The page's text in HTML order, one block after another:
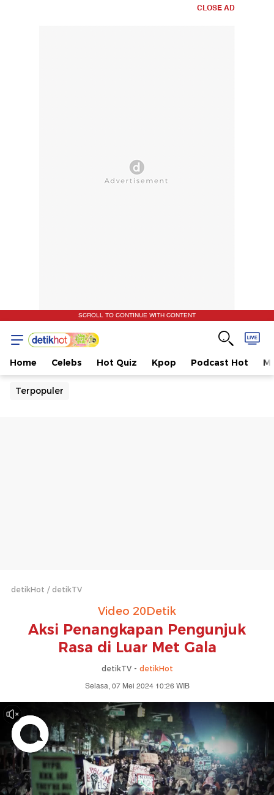
CLOSE AD
SCROLL TO CONTINUE WITH CONTENT
Home Celebs Hot Quiz Kpop Podcast Hot
Terpopuler
detikHot detikTV
Video 20Detik
Aksi Penangkapan Pengunjuk
Rasa di Luar Met Gala
detikTV - detikHot
Selasa, 07 Mei 2024 10:26 WIB